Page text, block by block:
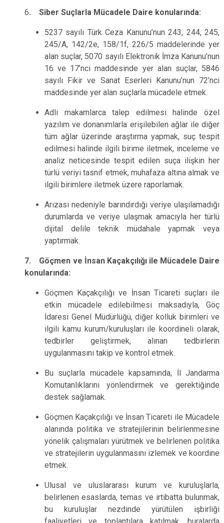
6. Siber Suçlarla Mücadele Daire konularında:
5237 sayılı Türk Ceza Kanunu’nun 243, 244, 245,
245/A, 142/2e, 158/1f, 226/5 maddelerinde yer
alan suçlar, 5070 sayılı Elektronik İmza Kanunu’nun
16 ve 17’nci maddesinde yer alan suçlar, 5846
sayılı Fikir ve Sanat Eserleri Kanunu’nun 72’nci
maddesinde yer alan suçlarla mücadele etmek.
Adli makamlarca talep edilmesi halinde özel
yazılım ve donanımlarla erişilebilen ağlar ile diğer
tüm ağlar üzerinde araştırma yapmak, suç tespit
edilmesi halinde ilgili birime iletmek, inceleme ve
analiz neticesinde tespit edilen suça ilişkin her
türlü veriyi tasnif etmek, muhafaza altına almak ve
ilgili birimlere iletmek üzere raporlamak.
Arızası nedeniyle barındırdığı veriye ulaşılamadığı
durumlarda ve veriye ulaşmak amacıyla her türlü
dijital delile teknik müdahale yapmak veya
yaptırmak.
7. Göçmen ve İnsan Kaçakçılığı ile Mücadele Daire
konularında:
Göçmen Kaçakçılığı ve İnsan Ticareti suçları ile
etkin mücadele edilebilmesi maksadıyla, Göç
İdaresi Genel Müdürlüğü, diğer kolluk birimleri ve
ilgili kamu kurum/kuruluşları ile koordineli olarak,
tedbirler geliştirmek, alınan tedbirlerin
uygulanmasını takip ve kontrol etmek.
Bu suçlarla mücadele kapsamında, İl Jandarma
Komutanlıklarını yönlendirmek ve gerektiğinde
destek sağlamak.
Göçmen Kaçakçılığı ve İnsan Ticareti ile Mücadele
alanında politika ve stratejilerinin belirlenmesine
yönelik çalışmaları yürütmek ve belirlenen politika
ve stratejilerin uygulanmasını izlemek ve koordine
etmek.
Ulusal ve uluslararası kurum ve kuruluşlarla,
belirlenen esaslarda, temas ve irtibatta bulunmak,
bu kuruluşlar nezdinde yürütülen işbirliği